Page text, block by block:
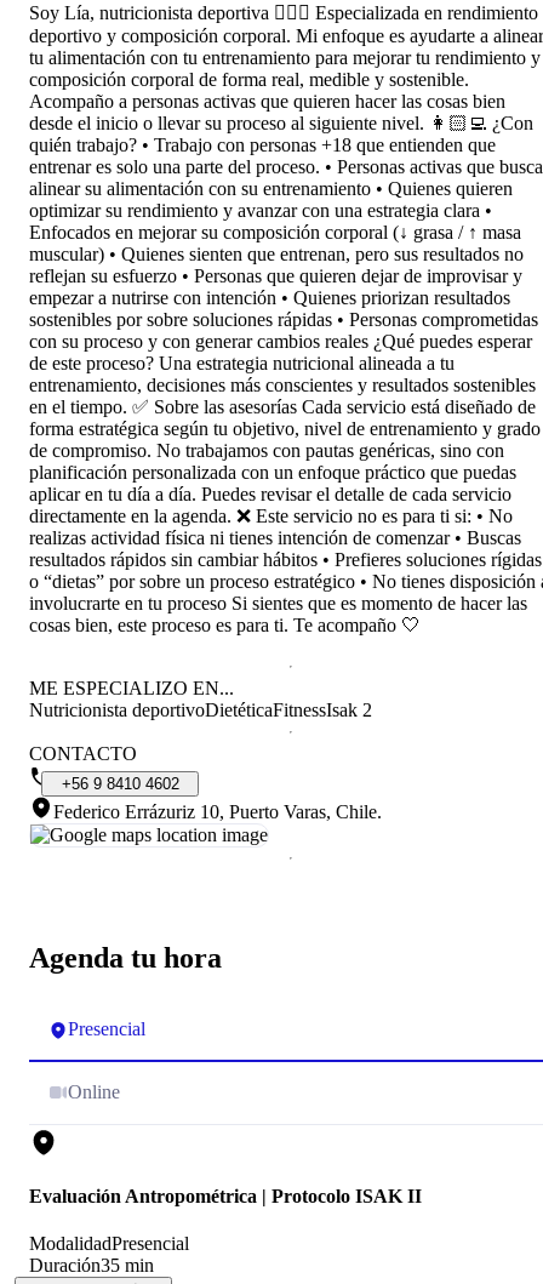
Agenda tu hora
Presencial
Online
Evaluación Antropométrica | Protocolo ISAK II
ModalidadPresencial
Duración35 min
Soy Lía, nutricionista deportiva 🏃🏻‍♀️ Especializada en rendimiento
deportivo y composición corporal. Mi enfoque es ayudarte a alinear
tu alimentación con tu entrenamiento para mejorar tu rendimiento y
composición corporal de forma real, medible y sostenible.
Acompaño a personas activas que quieren hacer las cosas bien
desde el inicio o llevar su proceso al siguiente nivel. 👩🏻‍💻 ¿Con
quién trabajo? • Trabajo con personas +18 que entienden que
entrenar es solo una parte del proceso. • Personas activas que
alinear su alimentación con su entrenamiento • Quienes quieren
optimizar su rendimiento y avanzar con una estrategia clara •
Enfocados en mejorar su composición corporal (↓ grasa / ↑ masa
muscular) • Quienes sienten que entrenan, pero sus resultados no
reflejan su esfuerzo • Personas que quieren dejar de improvisar y
empezar a nutrirse con intención • Quienes priorizan resultados
sostenibles por sobre soluciones rápidas • Personas comprometidas
con su proceso y con generar cambios reales ¿Qué puedes esperar
de este proceso? Una estrategia nutricional alineada a tu
entrenamiento, decisiones más conscientes y resultados sostenibles
en el tiempo. ✅ Sobre las asesorías Cada servicio está diseñado de
forma estratégica según tu objetivo, nivel de entrenamiento y grado
de compromiso. No trabajamos con pautas genéricas, sino con
planificación personalizada con un enfoque práctico que puedas
aplicar en tu día a día. Puedes revisar el detalle de cada servicio
directamente en la agenda. ❌ Este servicio no es para ti si: • No
realizas actividad física ni tienes intención de comenzar • Buscas
resultados rápidos sin cambiar hábitos • Prefieres soluciones rígidas
o “dietas” por sobre un proceso estratégico • No tienes disposición
involucrarte en tu proceso Si sientes que es momento de hacer las
cosas bien, este proceso es para ti. Te acompaño 🤍
ME ESPECIALIZO EN...
Nutricionista deportivoDietéticaFitnessIsak 2
CONTACTO
+56 9 8410 4602
Federico Errázuriz 10, Puerto Varas, Chile.